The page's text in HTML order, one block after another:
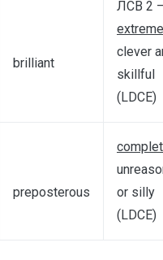
brilliant
ЛСВ 2
clever
skillful
(LDCE)
preposterous
or silly
(LDCE)